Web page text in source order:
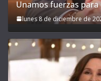
Unamos fuerzas para
lunes 8 de diciembre de